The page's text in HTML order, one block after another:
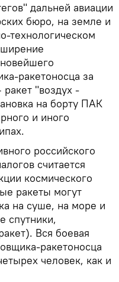
дальней авиации
бюро, на земле и
технологическом
ракетоносца за
"воздух -
на борту ПАК
и иного
российского
считается
космического
ракеты могут
на суше, на море и
спутники,
Вся боевая
ракетоносца
человек, как и